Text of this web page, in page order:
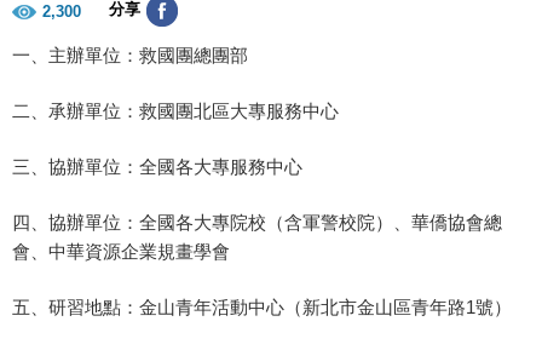
2,300 分享
一、主辦單位：救國團總團部
二、承辦單位：救國團北區大專服務中心
三、協辦單位：全國各大專服務中心
四、協辦單位：全國各大專院校（含軍警校院）、華僑協會總
會、中華資源企業規畫學會
五、研習地點：金山青年活動中心（新北市金山區青年路1號）